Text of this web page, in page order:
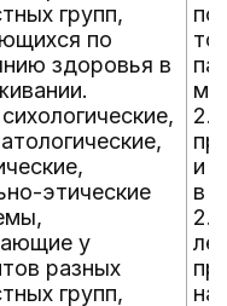
групп,
по
здоровья в
этические
у
разных
групп,
и
в